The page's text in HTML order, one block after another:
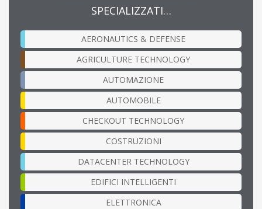
SPECIALIZZATI…
AERONAUTICS & DEFENSE
AGRICULTURE TECHNOLOGY
AUTOMAZIONE
AUTOMOBILE
CHECKOUT TECHNOLOGY
COSTRUZIONI
DATACENTER TECHNOLOGY
EDIFICI INTELLIGENTI
ELETTRONICA